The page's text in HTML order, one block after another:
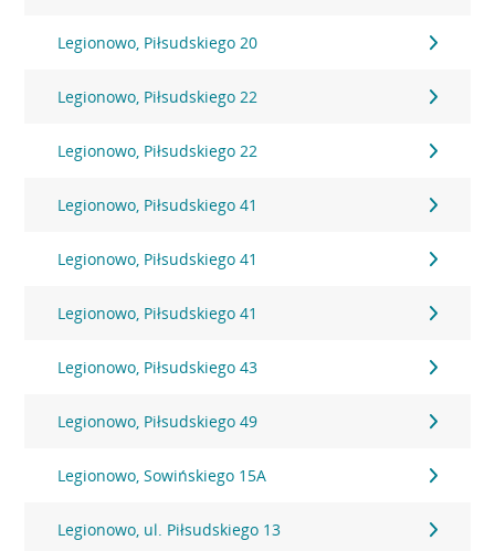
Legionowo, Piłsudskiego 20
Legionowo, Piłsudskiego 22
Legionowo, Piłsudskiego 22
Legionowo, Piłsudskiego 41
Legionowo, Piłsudskiego 41
Legionowo, Piłsudskiego 41
Legionowo, Piłsudskiego 43
Legionowo, Piłsudskiego 49
Legionowo, Sowińskiego 15A
Legionowo, ul. Piłsudskiego 13